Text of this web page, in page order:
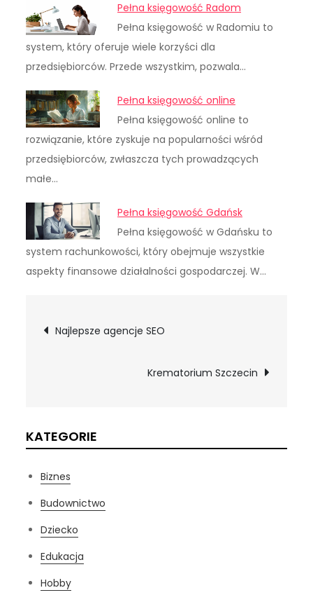
Pełna księgowość Radom
Pełna księgowość w Radomiu to
system, który oferuje wiele korzyści dla
przedsiębiorców. Przede wszystkim, pozwala…
Pełna księgowość online
Pełna księgowość online to
rozwiązanie, które zyskuje na popularności wśród
przedsiębiorców, zwłaszcza tych prowadzących
małe…
Pełna księgowość Gdańsk
Pełna księgowość w Gdańsku to
system rachunkowości, który obejmuje wszystkie
aspekty finansowe działalności gospodarczej. W…
Nawigacja
Najlepsze agencje SEO
Krematorium Szczecin
KATEGORIE
Biznes
Budownictwo
Dziecko
Edukacja
Hobby